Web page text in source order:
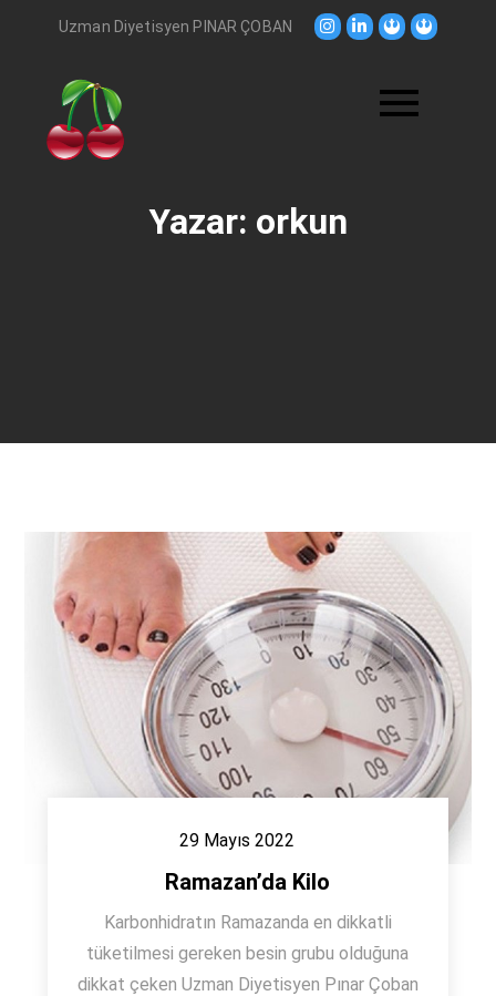
Uzman Diyetisyen PINAR ÇOBAN
Yazar: orkun
29 Mayıs 2022
Ramazan’da Kilo
Karbonhidratın Ramazanda en dikkatli
tüketilmesi gereken besin grubu olduğuna
dikkat çeken Uzman Diyetisyen Pınar Çoban